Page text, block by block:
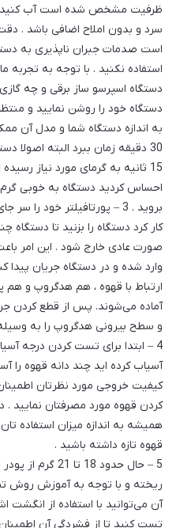
ظرفیت مشخص شده است آب کنید
سرد و بدون املاح اضافی باشد .
است صدمات جبران ناپذیری به
استفاده نکنید . با توجه به تجربه
دستگاه خود را روشن نمایید و
15 ثانیه به گرمای مورد نیاز
احساس کردید دستگاه به خوبی
بروید . 3 – پورتافیلتر خود
کار کرد دستگاه را بزنید تا
صورت عادی خارج شود . این امر
وارد شده و در دستگاه جریان پیدا
ارتباط با قهوه ، هم هدگروپ و هم
آماده می‌‌شوند. پس از قطع کردن
و سطح بیرونی هدگروپ را به
4 – ابتدا برای تست کردن درجه
آسیاب کرده اید چند دانه قهوه را
کیفیت خروجی مورد نظرتان
کردن قهوه مورد مصرفتان نمایید
همیشه به اندازه میزان استفاده
قهوه تازه داشته باشید .
5 – حال حدود 18
ریخته و با توجه به آموزش روش
آن می‌توانید با استفاده از